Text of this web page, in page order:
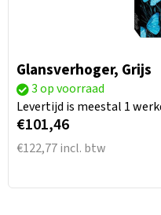
Glansverhoger, Grijs
3 op voorraad
Levertijd is meestal 1
€101,46
€122,77 incl. btw